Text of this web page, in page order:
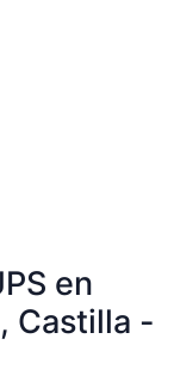
en
Castilla -